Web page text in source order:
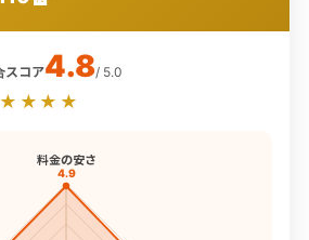
スコア4.8/ 5.0
料金の安さ
4.9